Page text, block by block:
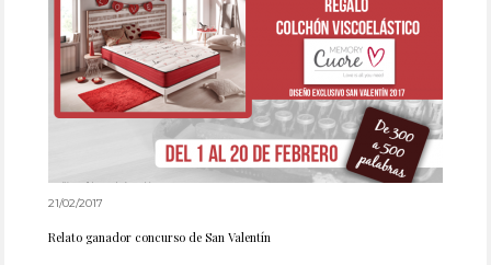
21/02/2017
Relato ganador concurso de San Valentín